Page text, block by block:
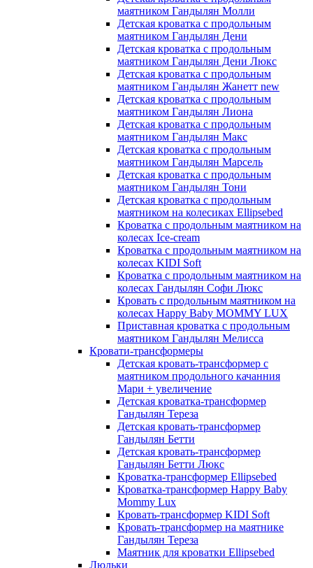
маятником Гандылян Молли
Детская кроватка с продольным
маятником Гандылян Дени
Детская кроватка с продольным
маятником Гандылян Дени Люкс
Детская кроватка с продольным
маятником Гандылян Жанетт new
Детская кроватка с продольным
маятником Гандылян Лиона
Детская кроватка с продольным
маятником Гандылян Макс
Детская кроватка с продольным
маятником Гандылян Марсель
Детская кроватка с продольным
маятником Гандылян Тони
Детская кроватка с продольным
маятником на колесиках Ellipsebed
Кроватка с продольным маятником на
колесах Ice-cream
Кроватка с продольным маятником на
колесах KIDI Soft
Кроватка с продольным маятником на
колесах Гандылян Софи Люкс
Кровать с продольным маятником на
колесах Happy Baby MOMMY LUX
Приставная кроватка с продольным
маятником Гандылян Мелисса
Кровати-трансформеры
Детская кровать-трансформер с
маятником продольного качанния
Мари + увеличение
Детская кроватка-трансформер
Гандылян Тереза
Детская кровать-трансформер
Гандылян Бетти
Детская кровать-трансформер
Гандылян Бетти Люкс
Кроватка-трансформер Ellipsebed
Кроватка-трансформер Happy Baby
Mommy Lux
Кровать-трансформер KIDI Soft
Кровать-трансформер на маятнике
Гандылян Тереза
Маятник для кроватки Ellipsebed
Люльки